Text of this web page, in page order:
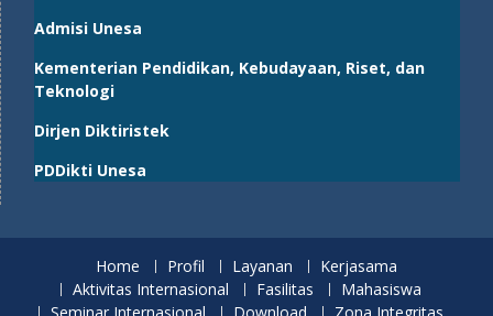
Admisi Unesa
Kementerian Pendidikan, Kebudayaan, Riset, dan
Teknologi
Dirjen Diktiristek
PDDikti Unesa
Home Profil Layanan
Kerjasama
Aktivitas Internasional
Fasilitas
Mahasiswa
Seminar Internasional
Download Zona Integritas